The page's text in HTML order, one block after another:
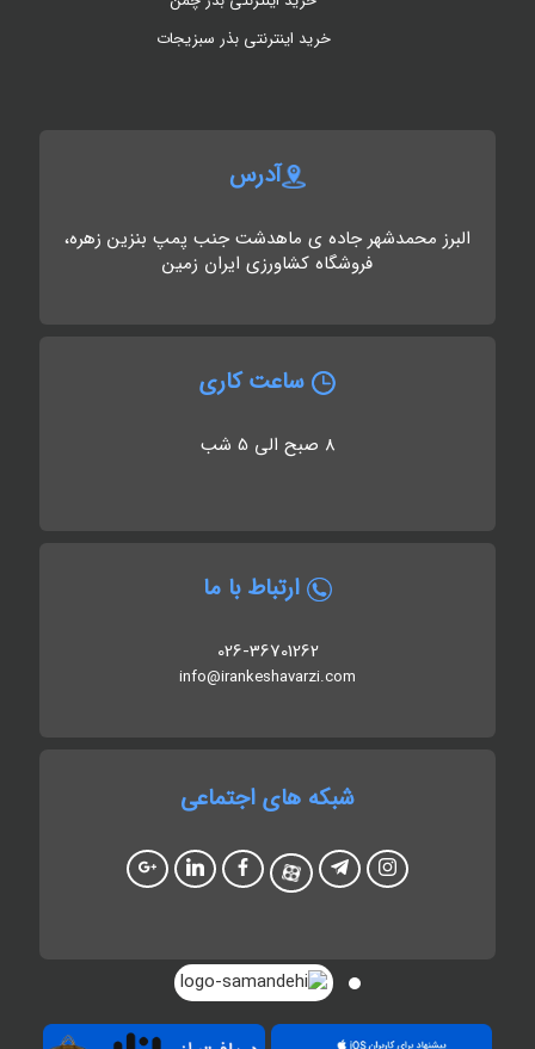
خرید اینترنتی بذر سبزیجات
آدرس
البرز محمدشهر جاده ی ماهدشت جنب پمپ بنزین زهره،
فروشگاه کشاورزی ایران زمین
ساعت کاری
8 صبح الی 5 شب
ارتباط با ما
026-36701262
info@irankeshavarzi.com
شبکه های اجتماعی